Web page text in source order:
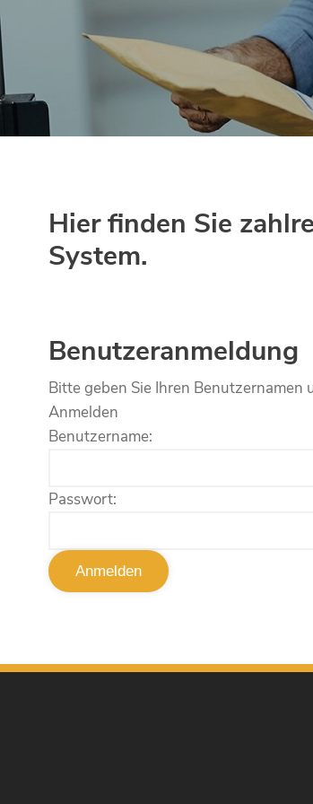
Hier finden Sie
System.
Benutzeranmeldung
Bitte geben Sie Ihren Benutzernamen
Anmelden
Benutzername:
Passwort: